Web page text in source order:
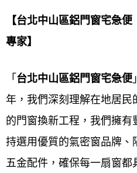
問題歡迎來電 ~免費到現場
鋁門窗工程宅急便
上，永續經營』以專業，
的環境，提升生活品質。
高之評價，更受到客戶的
家！40年的堅持 │鋁門窗
夢想家
【台北中山區鋁門窗宅急
專家】
「 台北中山區鋁門 窗宅急便
年，我們深刻理解在地居民
的門窗換新工程，我們擁有
持選用優質的氣密窗品牌、
五金配件，確保每一扇窗